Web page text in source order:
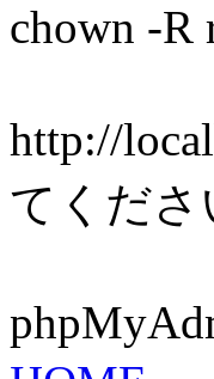
chown -R
http://
てくださ